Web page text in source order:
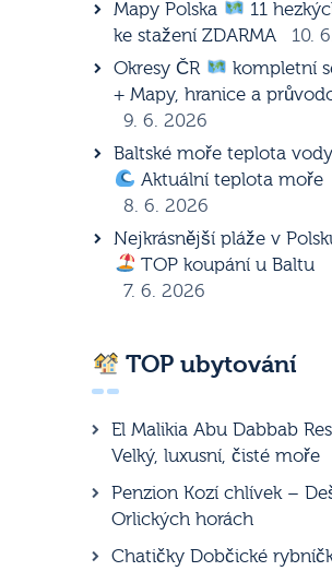
Mapy Polska
11
ke stažení ZDARMA
10.
Okresy ČR
kompletní
+ Mapy, hranice a
9. 6. 2026
Baltské moře teplota
Aktuální teplota moře
8. 6. 2026
Nejkrásnější pláže v
TOP koupání u Baltu
7. 6. 2026
TOP ubytování
El Malikia Abu Dabbab
Velký, luxusní, čisté moře
Penzion Kozí chlívek –
Orlických horách
Chatičky Dobčické